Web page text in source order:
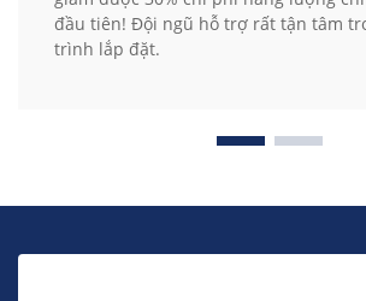
đầu tiên! Đội ngũ hỗ trợ rất tận tâm
trình lắp đặt.